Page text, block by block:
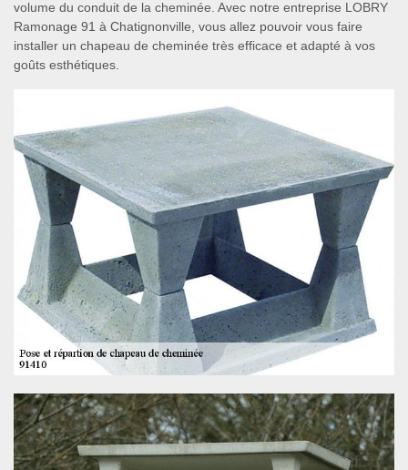
volume du conduit de la cheminée. Avec notre entreprise LOBRY
Ramonage 91 à Chatignonville, vous allez pouvoir vous faire
installer un chapeau de cheminée très efficace et adapté à vos
goûts esthétiques.